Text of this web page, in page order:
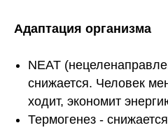
Адаптация организма
NEAT
снижается. Человек
ходит, экономит
Термогенез -